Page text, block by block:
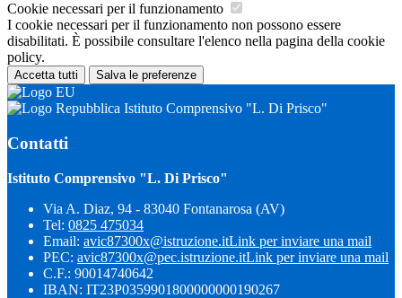
Cookie necessari per il funzionamento
I cookie necessari per il funzionamento non possono essere
disabilitati. È possibile consultare l'elenco nella pagina della cookie
policy.
Accetta tutti Salva le preferenze
Istituto Comprensivo "L. Di Prisco"
Contatti
Istituto Comprensivo "L. Di Prisco"
Via A. Diaz, 94 - 83040 Fontanarosa (AV)
Tel: 0825 475034
Email: avic87300x@istruzione.itLink per inviare una mail
PEC: avic87300x@pec.istruzione.itLink per inviare una mail
C.F.: 90014740642
IBAN: IT23P0359901800000000190267